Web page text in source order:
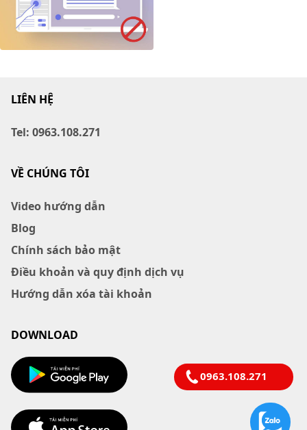
LIÊN HỆ
Tel: 0963.108.271
VỀ CHÚNG TÔI
Video hướng dẫn
Blog
Chính sách bảo mật
Điều khoản và quy định dịch vụ
Hướng dẫn xóa tài khoản
DOWNLOAD
0963.108.271